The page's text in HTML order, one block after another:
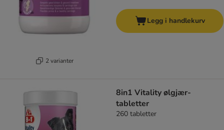
2 varianter
Legg i handlekurv
8in1 Vitality ølgjær-
tabletter
260 tabletter